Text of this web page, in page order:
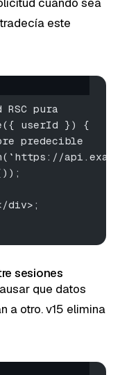
este
pura
userId }) {
predecible
div>;
sesiones
que datos
a otro. v15 elimina